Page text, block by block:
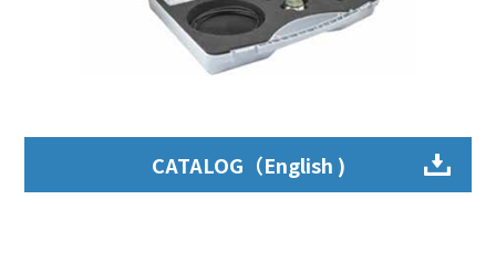
CATALOG（English )